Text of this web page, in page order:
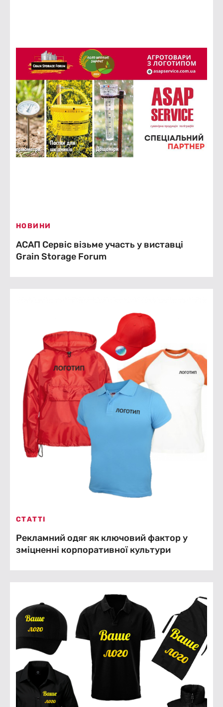
НОВИНИ
АСАП Сервіс візьме участь у виставці
Grain Storage Forum
СТАТТІ
Рекламний одяг як ключовий фактор у
зміцненні корпоративної культури